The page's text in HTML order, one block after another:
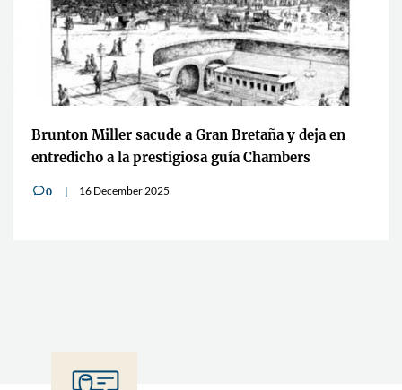
Brunton Miller sacude a Gran Bretaña y deja en
entredicho a la prestigiosa guía Chambers
v0 16 December 2025